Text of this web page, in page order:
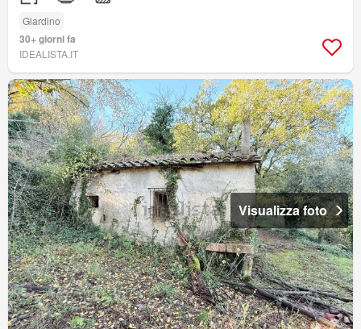
Giardino
30+ giorni fa
IDEALISTA.IT
Visualizza foto